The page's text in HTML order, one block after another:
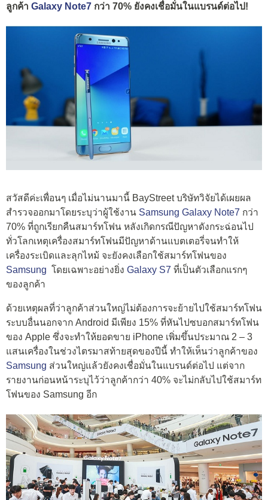
ลูกค้า Galaxy Note7 กว่า 70% ยังคงเชื่อมั่นในแบรนด์ต่อไป!
สวัสดีค่ะเพื่อนๆ เมื่อไม่นานมานี้ BayStreet บริษัทวิจัยได้เผยผล
สำรวจออกมาโดยระบุว่าผู้ใช้งาน Samsung Galaxy Note7 กว่า
70% ที่ถูกเรียกคืนสมาร์ทโฟน หลังเกิดกรณีปัญหาดังกระฉ่อนไป
ทั่วโลกเหตุเครื่องสมาร์ทโฟนมีปัญหาด้านแบตเตอรี่จนทำให้
เครื่องระเบิดและลุกไหม้ จะยังคงเลือกใช้สมาร์ทโฟนของ
Samsung โดยเฉพาะอย่างยิ่ง Galaxy S7 ที่เป็นตัวเลือกแรกๆ
ของลูกค้า
ด้วยเหตุผลที่ว่าลูกค้าส่วนใหญ่ไม่ต้องการจะย้ายไปใช้สมาร์ทโฟน
ระบบอื่นนอกจาก Android มีเพียง 15% ที่หันไปซบอกสมาร์ทโฟน
ของ Apple ซึ่งจะทำให้ยอดขาย iPhone เพิ่มขึ้นประมาณ 2 – 3
แสนเครื่องในช่วงไตรมาสท้ายสุดของปีนี้ ทำให้เห็นว่าลูกค้าของ
Samsung ส่วนใหญ่แล้วยังคงเชื่อมั่นในแบรนด์ต่อไป แต่จาก
รายงานก่อนหน้าระบุไว้ว่าลูกค้ากว่า 40% จะไม่กลับไปใช้สมาร์ท
โฟนของ Samsung อีก